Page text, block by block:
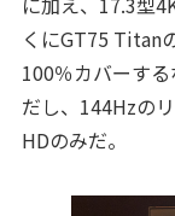
くにGT75 Titan
100％カバーす
だし、144Hzの
HDのみだ。